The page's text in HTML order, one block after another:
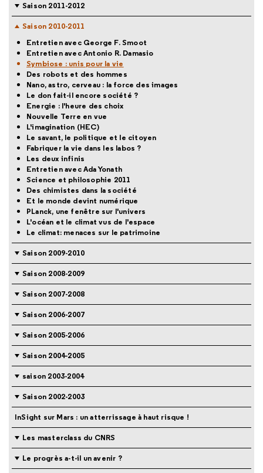
Saison 2011-2012
Saison 2010-2011
Entretien avec George F. Smoot
Entretien avec Antonio R. Damasio
Symbiose : unis pour la vie
Des robots et des hommes
Nano, astro, cerveau : la force des images
Le don fait-il encore société ?
Energie : l'heure des choix
Nouvelle Terre en vue
L'imagination (HEC)
Le savant, le politique et le citoyen
Fabriquer la vie dans les labos ?
Les deux infinis
Entretien avec Ada Yonath
Science et philosophie 2011
Des chimistes dans la société
Et le monde devint numérique
PLanck, une fenêtre sur l'univers
L'océan et le climat vus de l'espace
Le climat: menaces sur le patrimoine
Saison 2009-2010
Saison 2008-2009
Saison 2007-2008
Saison 2006-2007
Saison 2005-2006
Saison 2004-2005
saison 2003-2004
Saison 2002-2003
InSight sur Mars : un atterrissage à haut risque !
Les masterclass du CNRS
Le progrès a-t-il un avenir ?